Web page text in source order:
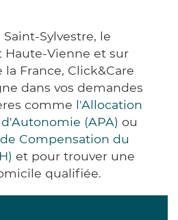
Sylvestre, le
Vienne et sur
France, Click&Care
dans vos demandes
comme l'Allocation
(APA) ou
Compensation du
et pour trouver une
qualifiée.